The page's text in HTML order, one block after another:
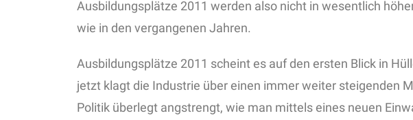
Ausbildungsplätze 2011 werden also nicht in wesentlich
wie in den vergangenen Jahren.
Ausbildungsplätze 2011 scheint es auf den ersten Blick in
jetzt klagt die Industrie über einen immer weiter steigenden
Politik überlegt angstrengt, wie man mittels eines neuen